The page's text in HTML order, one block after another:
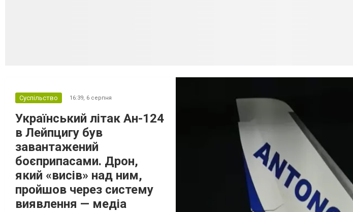
Суспільство 16:39, 6 серпня
Український літак Ан-124
в Лейпцигу був
завантажений
боєприпасами. Дрон,
який «висів» над ним,
пройшов через систему
виявлення — медіа